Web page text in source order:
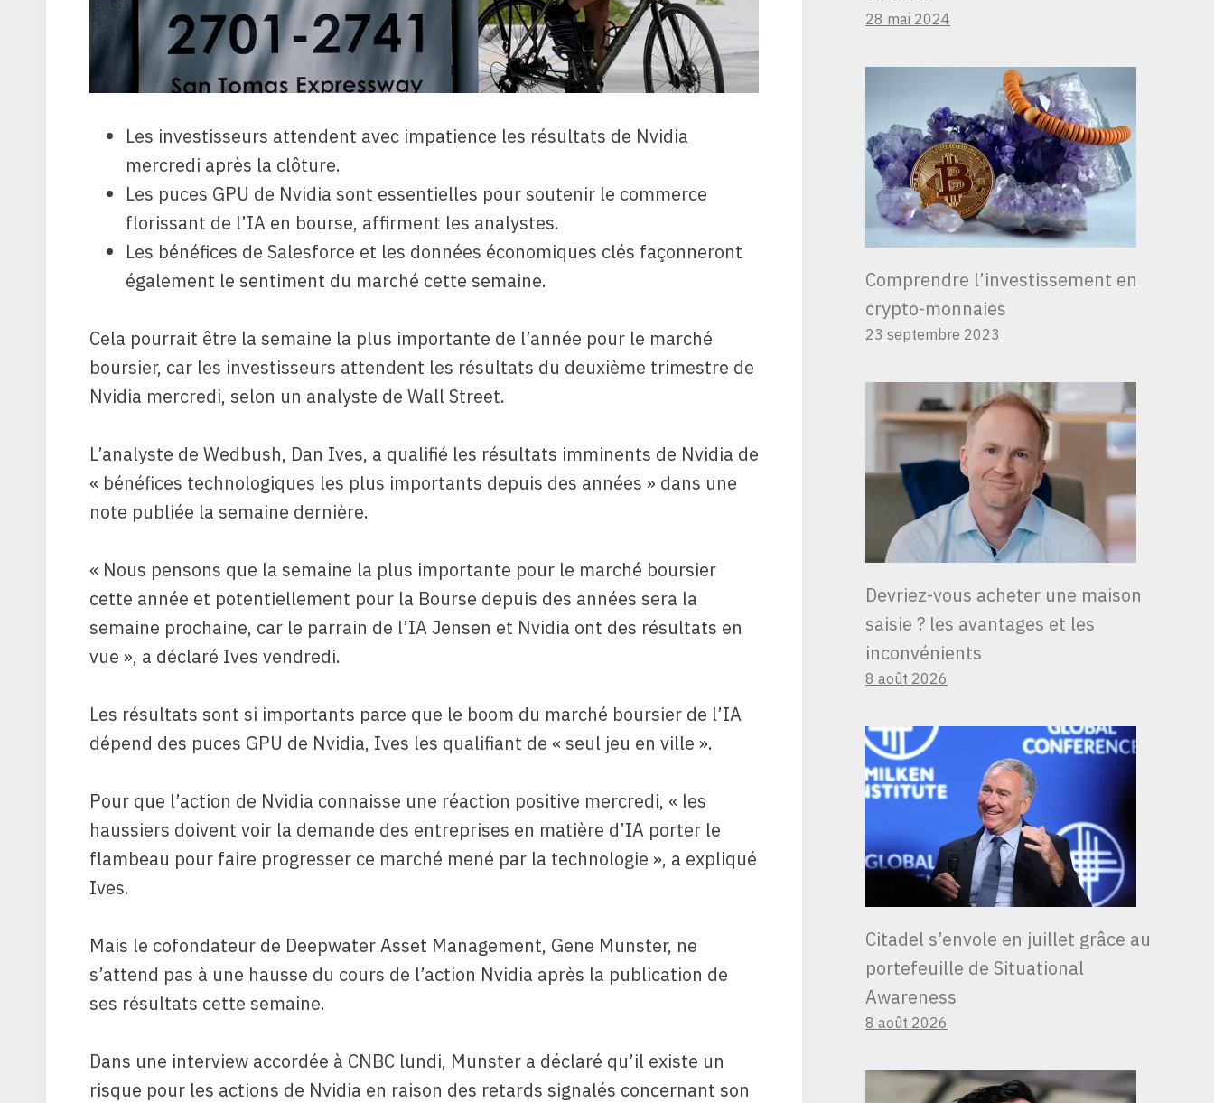
Les investisseurs attendent avec impatience les résultats de Nvidia
mercredi après la clôture.
Les puces GPU de Nvidia sont essentielles pour soutenir le commerce
florissant de l’IA en bourse, affirment les analystes.
Les bénéfices de Salesforce et les données économiques clés façonneront
également le sentiment du marché cette semaine.
Cela pourrait être la semaine la plus importante de l’année pour le marché
boursier, car les investisseurs attendent les résultats du deuxième trimestre de
Nvidia mercredi, selon un analyste de Wall Street.
L’analyste de Wedbush, Dan Ives, a qualifié les résultats imminents de Nvidia de
« bénéfices technologiques les plus importants depuis des années » dans une
note publiée la semaine dernière.
« Nous pensons que la semaine la plus importante pour le marché boursier
cette année et potentiellement pour la Bourse depuis des années sera la
semaine prochaine, car le parrain de l’IA Jensen et Nvidia ont des résultats en
vue », a déclaré Ives vendredi.
Les résultats sont si importants parce que le boom du marché boursier de l’IA
dépend des puces GPU de Nvidia, Ives les qualifiant de « seul jeu en ville ».
Pour que l’action de Nvidia connaisse une réaction positive mercredi, « les
haussiers doivent voir la demande des entreprises en matière d’IA porter le
flambeau pour faire progresser ce marché mené par la technologie », a expliqué
Ives.
Mais le cofondateur de Deepwater Asset Management, Gene Munster, ne
s’attend pas à une hausse du cours de l’action Nvidia après la publication de
ses résultats cette semaine.
Dans une interview accordée à CNBC lundi, Munster a déclaré qu’il existe un
risque pour les actions de Nvidia en raison des retards signalés concernant son
28 mai 2024
Comprendre l’investissement en
crypto-monnaies
23 septembre 2023
Devriez-vous acheter une maison
saisie ? les avantages et les
inconvénients
8 août 2026
Citadel s’envole en juillet grâce au
portefeuille de Situational
Awareness
8 août 2026